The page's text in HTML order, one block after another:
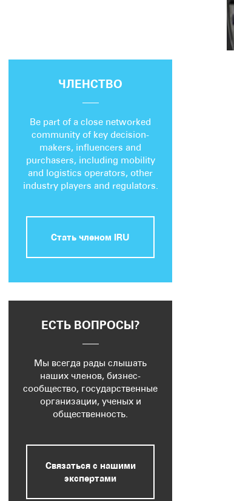
ЧЛЕНСТВО
Be part of a close networked
community of key decision-
makers, influencers and
purchasers, including mobility
and logistics operators, other
industry players and regulators.
Стать членом IRU
ЕСТЬ ВОПРОСЫ?
Мы всегда рады слышать
наших членов, бизнес-
сообщество, государственные
организации, ученых и
общественность.
Связаться с нашими
экспертами